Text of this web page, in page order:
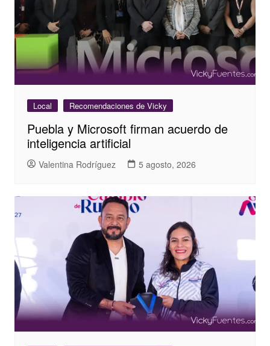
Local Recomendaciones de Vicky
Puebla y Microsoft firman acuerdo de
inteligencia artificial
Valentina Rodríguez 5 agosto, 2026